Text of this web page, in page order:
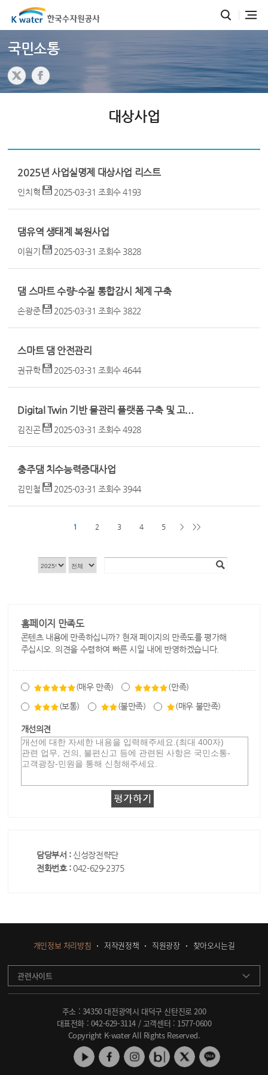
국민소통
대상사업
2025년 사업실명제 대상사업 리스트
인치혁 2025-03-31 조회수4193
댐유역 생태계 복원사업
이원기 2025-03-31 조회수 3828
댐 스마트 수량-수질 통합감시 체계 구축
손광준 2025-03-31 조회수 3822
스마트 댐 안전관리
권규학 2025-03-31 조회수4644
Digital Twin 기반 물관리 플랫폼 구축 및 고...
김진곤 2025-03-31 조회수4928
충주댐 치수능력증대사업
김민철 2025-03-31 조회수 3944
1 2 3 4 5 > >>
홈페이지 만족도
콘텐츠 내용에 만족하십니까? 현재 페이지의 만족도를 평가해
주십시오. 의견을 수렴하여 빠른 시일 내에 반영하겠습니다.
(매우 만족) (만족)
(보통) (불만족) (매우 불만족)
개선의견
담당부서 : 신성장전략단
전화번호 : 042-629-2375
개인정보 처리방침 저작권정책 직원광장 찾아오시는길
관련사이트
주소 : 34350 대전광역시 대덕구 신탄진로 200
대표전화 : 042-629-3114 / 고객센터 : 1577-0600
Copyright K-water All Rights Reserved.